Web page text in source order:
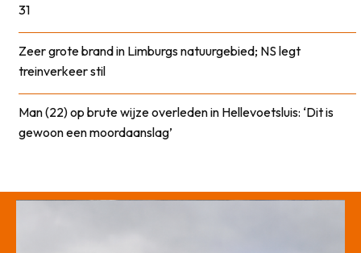
31
Zeer grote brand in Limburgs natuurgebied; NS legt
treinverkeer stil
Man (22) op brute wijze overleden in Hellevoetsluis: ‘Dit is
gewoon een moordaanslag’